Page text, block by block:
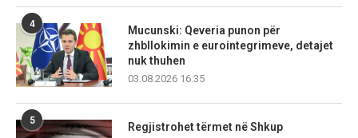
4
Mucunski: Qeveria punon për
zhbllokimin e eurointegrimeve, detajet
nuk thuhen
03.08.2026 16:35
5
Regjistrohet tërmet në Shkup